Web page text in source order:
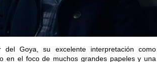
del Goya, su excelente interpretación como
en el foco de muchos grandes papeles y una